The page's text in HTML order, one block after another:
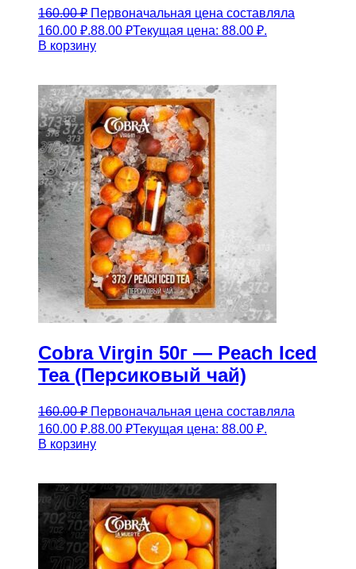
160.00₽ Первоначальная цена составляла
160.00 ₽.88.00 ₽Текущая цена: 88.00 ₽.
В корзину
Cobra Virgin 50г — Peach Iced
Tea (Персиковый чай)
160.00₽ Первоначальная цена составляла
160.00 ₽.88.00 ₽Текущая цена: 88.00 ₽.
В корзину